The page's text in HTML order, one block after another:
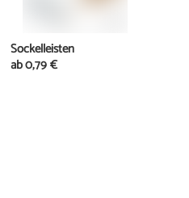
Sockelleisten
ab0,79 €